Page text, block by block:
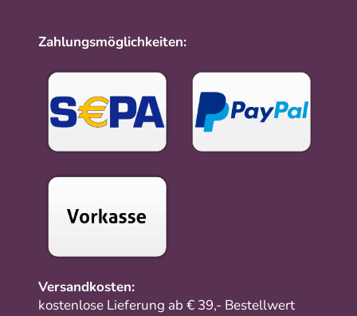
Zahlungsmöglichkeiten:
Versandkosten:
kostenlose Lieferung ab € 39,- Bestellwert